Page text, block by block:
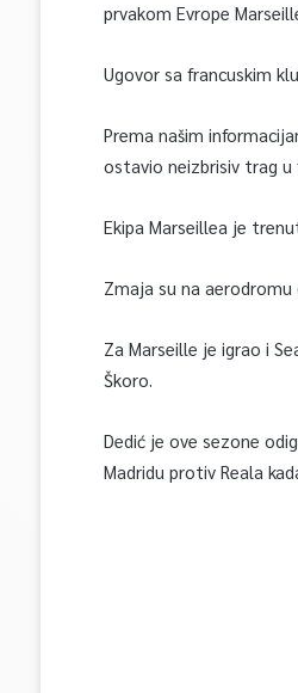
prvakom Evrope
Ugovor sa francuskim
Prema našim
ostavio neizbrisiv trag u
Ekipa Marseillea je
Zmaja su na
Za Marseille je igrao i
Škoro.
Dedić je ove sezone
Madridu protiv Reala